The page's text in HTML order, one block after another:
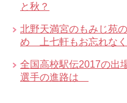
と秋？
北野天満宮のもみじ苑
め 上七軒もお忘れなく
全国高校駅伝2017の
選手の進路は